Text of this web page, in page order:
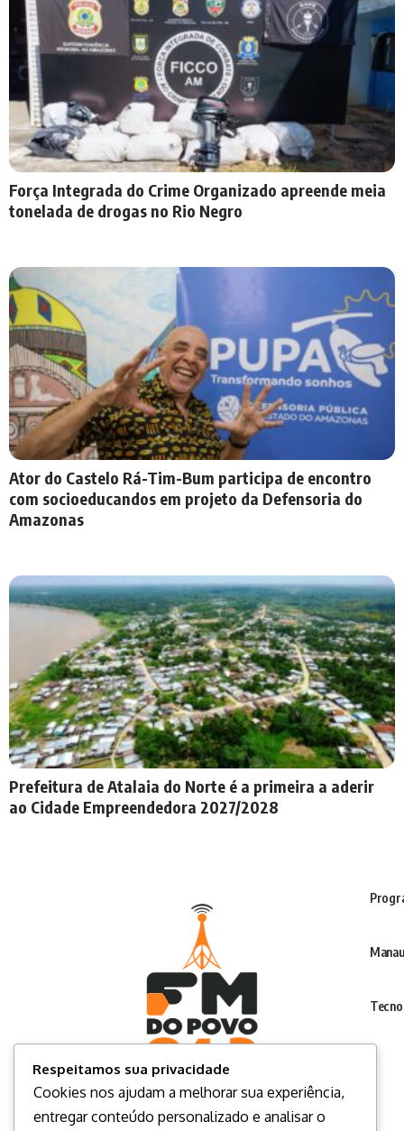
Força Integrada do Crime Organizado apreende meia
tonelada de drogas no Rio Negro
Ator do Castelo Rá-Tim-Bum participa de encontro
com socioeducandos em projeto da Defensoria do
Amazonas
Prefeitura de Atalaia do Norte é a primeira a aderir
ao Cidade Empreendedora 2027/2028
Respeitamos sua privacidade
Cookies nos ajudam a melhorar sua experiência,
entregar conteúdo personalizado e analisar o